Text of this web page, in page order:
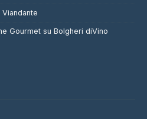
Gourmet su Bolgheri diVino